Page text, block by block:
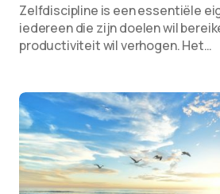
Zelfdiscipline is een essentiële
iedereen die zijn doelen wil
productiviteit wil verhogen. Het…